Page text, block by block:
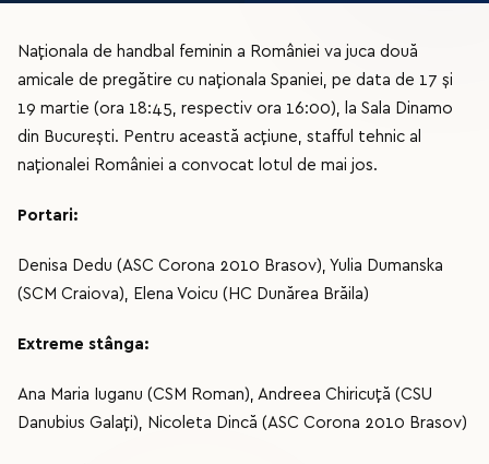
Naționala de handbal feminin a României va juca două
amicale de pregătire cu naționala Spaniei, pe data de 17 și
19 martie (ora 18:45, respectiv ora 16:00), la Sala Dinamo
din București. Pentru această acțiune, stafful tehnic al
naționalei României a convocat lotul de mai jos.
Portari:
Denisa Dedu (ASC Corona 2010 Brasov), Yulia Dumanska
(SCM Craiova), Elena Voicu (HC Dunărea Brăila)
Extreme stânga:
Ana Maria Iuganu (CSM Roman), Andreea Chiricuţă (CSU
Danubius Galaţi), Nicoleta Dincă (ASC Corona 2010 Brasov)